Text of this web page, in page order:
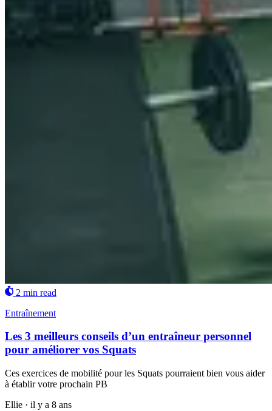
2 min read
Entraînement
Les 3 meilleurs conseils d’un entraîneur personnel
pour améliorer vos Squats
Ces exercices de mobilité pour les Squats pourraient bien vous aider
à établir votre prochain PB
Ellie · il y a 8 ans